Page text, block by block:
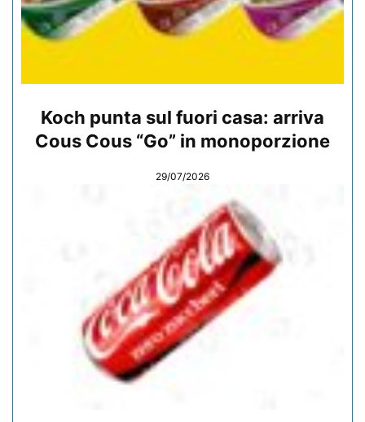
Koch punta sul fuori casa: arriva
Cous Cous “Go” in monoporzione
29/07/2026